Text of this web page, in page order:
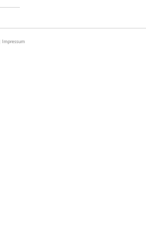
Impressum